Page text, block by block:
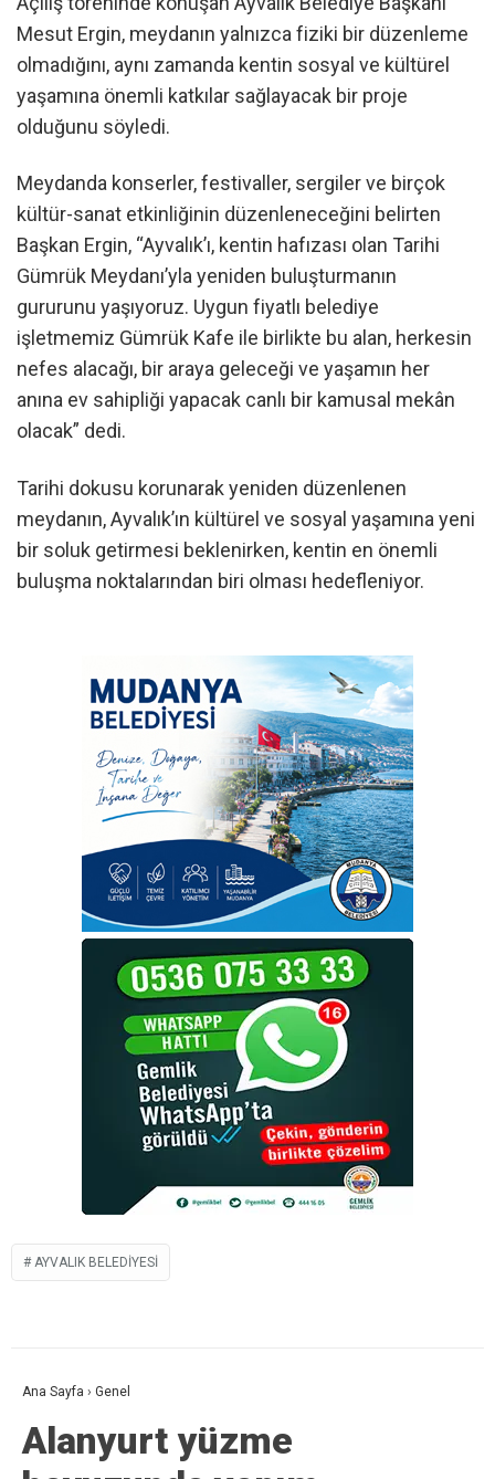
Mesut Ergin, meydanın yalnızca fiziki bir düzenleme
olmadığını, aynı zamanda kentin sosyal ve kültürel
yaşamına önemli katkılar sağlayacak bir proje
olduğunu söyledi.
Meydanda konserler, festivaller, sergiler ve birçok
kültür-sanat etkinliğinin düzenleneceğini belirten
Başkan Ergin, “Ayvalık’ı, kentin hafızası olan Tarihi
Gümrük Meydanı’yla yeniden buluşturmanın
gururunu yaşıyoruz. Uygun fiyatlı belediye
işletmemiz Gümrük Kafe ile birlikte bu alan, herkesin
nefes alacağı, bir araya geleceği ve yaşamın her
anına ev sahipliği yapacak canlı bir kamusal mekân
olacak” dedi.
Tarihi dokusu korunarak yeniden düzenlenen
meydanın, Ayvalık’ın kültürel ve sosyal yaşamına yeni
bir soluk getirmesi beklenirken, kentin en önemli
buluşma noktalarından biri olması hedefleniyor.
AYVALIK BELEDIYESI
Ana Sayfa › Genel
Alanyurt yüzme